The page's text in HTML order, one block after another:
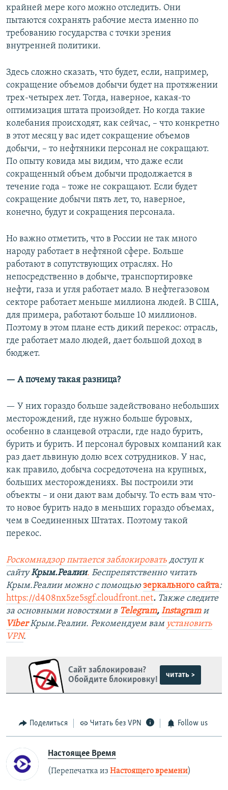
крайней мере кого можно отследить. Они
пытаются сохранять рабочие места именно по
требованию государства с точки зрения
внутренней политики.
Здесь сложно сказать, что будет, если, например,
сокращение объемов добычи будет на протяжении
трех-четырех лет. Тогда, наверное, какая-то
оптимизация штата произойдет. Но когда такие
колебания происходят, как сейчас, – что конкретно
в этот месяц у вас идет сокращение объемов
добычи, – то нефтяники персонал не сокращают.
По опыту ковида мы видим, что даже если
сокращенный объем добычи продолжается в
течение года – тоже не сокращают. Если будет
сокращение добычи пять лет, то, наверное,
конечно, будут и сокращения персонала.
Но важно отметить, что в России не так много
народу работает в нефтяной сфере. Больше
работают в сопутствующих отраслях. Но
непосредственно в добыче, транспортировке
нефти, газа и угля работает мало. В нефтегазовом
секторе работает меньше миллиона людей. В США,
для примера, работают больше 10 миллионов.
Поэтому в этом плане есть дикий перекос: отрасль,
где работает мало людей, дает большой доход в
бюджет.
— А почему такая разница?
— У них гораздо больше задействовано небольших
месторождений, где нужно больше буровых,
особенно в сланцевой отрасли, где надо бурить,
бурить и бурить. И персонал буровых компаний как
раз дает львиную долю всех сотрудников. У нас,
как правило, добыча сосредоточена на крупных,
больших месторождениях. Вы построили эти
объекты – и они дают вам добычу. То есть вам что-
то новое бурить надо в меньших гораздо объемах,
чем в Соединенных Штатах. Поэтому такой
перекос.
Роскомнадзор пытается заблокировать доступ к
сайтуКрым.Реалии. Беспрепятственно читать
Крым.Реалии можно с помощью зеркального сайта:
https://d408nx5ze5sgf.cloudfront.net. Также следите
за основными новостями в Telegram, Instagramи
ViberКрым.Реалии. Рекомендуем вам установить
VPN.
Сайт заблокирован?
Обойдите блокировку!
читать >
Поделиться Читать без VPN Follow us
Настоящее Время
(Перепечатка из Настоящего времени)